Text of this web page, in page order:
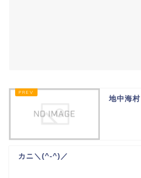
地中海村
カニ＼(^-^)／